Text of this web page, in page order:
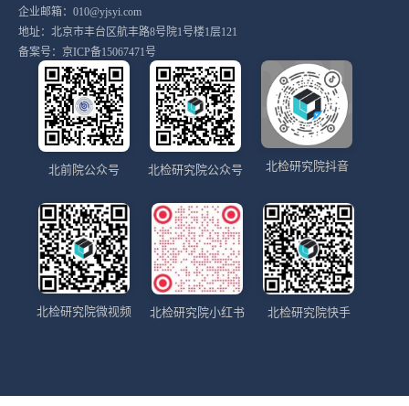
企业邮箱：010@yjsyi.com
地址：北京市丰台区航丰路8号院1号楼1层121
备案号： 京ICP备15067471号
北前院公众号 北检研究院公众号 北检研究院抖音
北检研究院微视频 北检研究院小红书 北检研究院快手